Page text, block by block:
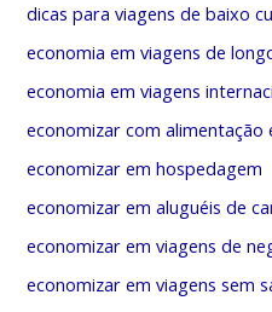
dicas para viagens de baixo
economia em viagens de
economia em viagens
economizar com alimentação
economizar em hospedagem
economizar em aluguéis de
economizar em viagens de
economizar em viagens sem